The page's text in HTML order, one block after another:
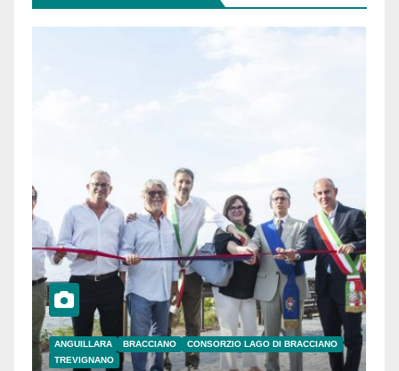
ANGUILLARA BRACCIANO
CONSORZIO LAGO DI BRACCIANO
TREVIGNANO